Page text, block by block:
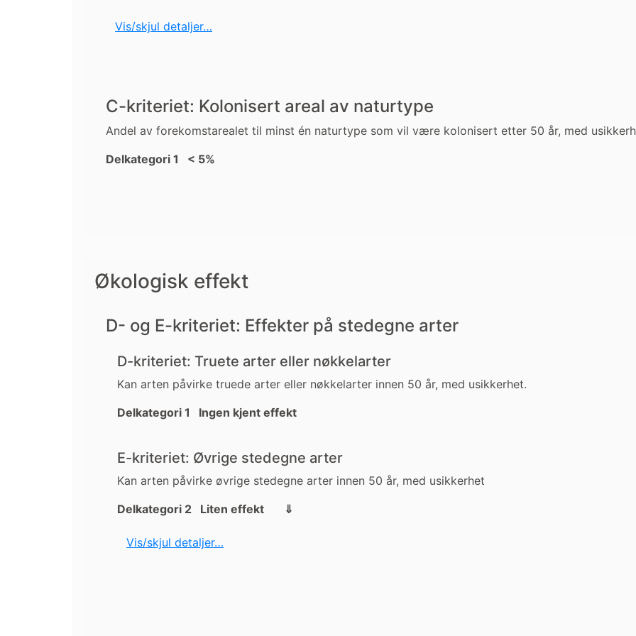
Vis/skjul detaljer…
C-kriteriet: Kolonisert areal av naturtype
Andel av forekomstarealet til minst én naturtype som vil være kolonisert etter 50 år, med
Delkategori 1 < 5%
Økologisk effekt
D- og E-kriteriet: Effekter på stedegne arter
D-kriteriet: Truete arter eller nøkkelarter
Kan arten påvirke truede arter eller nøkkelarter innen 50 år, med usikkerhet.
Delkategori 1 Ingen kjent effekt
E-kriteriet: Øvrige stedegne arter
Kan arten påvirke øvrige stedegne arter innen 50 år, med usikkerhet
Delkategori 2 Liten effekt ⇓
Vis/skjul detaljer…